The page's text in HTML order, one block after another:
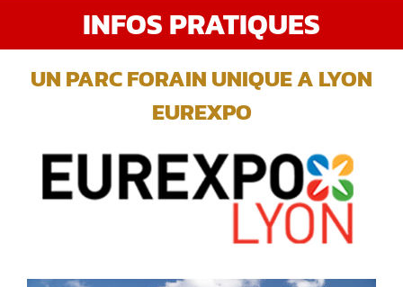
INFOS PRATIQUES
UN PARC FORAIN UNIQUE A LYON
EUREXPO